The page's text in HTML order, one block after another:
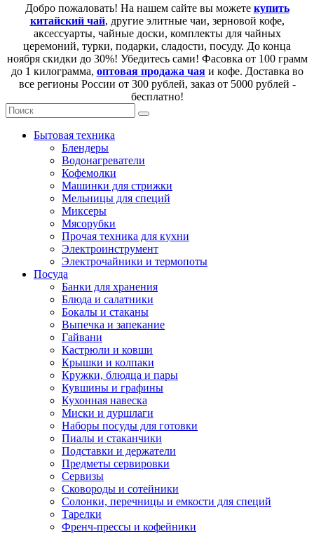
Добро пожаловать! На нашем сайте вы можете купить
китайский чай, другие элитные чаи, зерновой кофе,
аксессуарты, чайные доски, комплекты для чайных
церемоний, турки, подарки, сладости, посуду. До конца
ноября скидки до 30%! Убедитесь сами! Фасовка от 100 грамм
до 1 килограмма, оптовая продажа чаяи кофе. Доставка во
все регионы России от 300 рублей, заказ от 5000 рублей -
бесплатно!
Бытовая техника
Блендеры
Водонагреватели
Кофемолки
Машинки для стрижки
Мельницы для специй
Миксеры
Мясорубки
Прочая техника для кухни
Электроинструмент
Электрочайники и термопоты
Посуда
Банки для хранения
Блюда и салатники
Бокалы и стаканы
Выпечка и запекание
Гайвани
Кастрюли и ковши
Крышки и колпаки
Кружки, блюдца и пары
Кувшины и графины
Кухонная навеска
Миски и дуршлаги
Наборы посуды для готовки
Пиалы и стаканчики
Подставки и держатели
Предметы сервировки
Сервизы
Сковороды и сотейники
Солонки, перечницы и емкости для специй
Тарелки
Френч-прессы и кофейники